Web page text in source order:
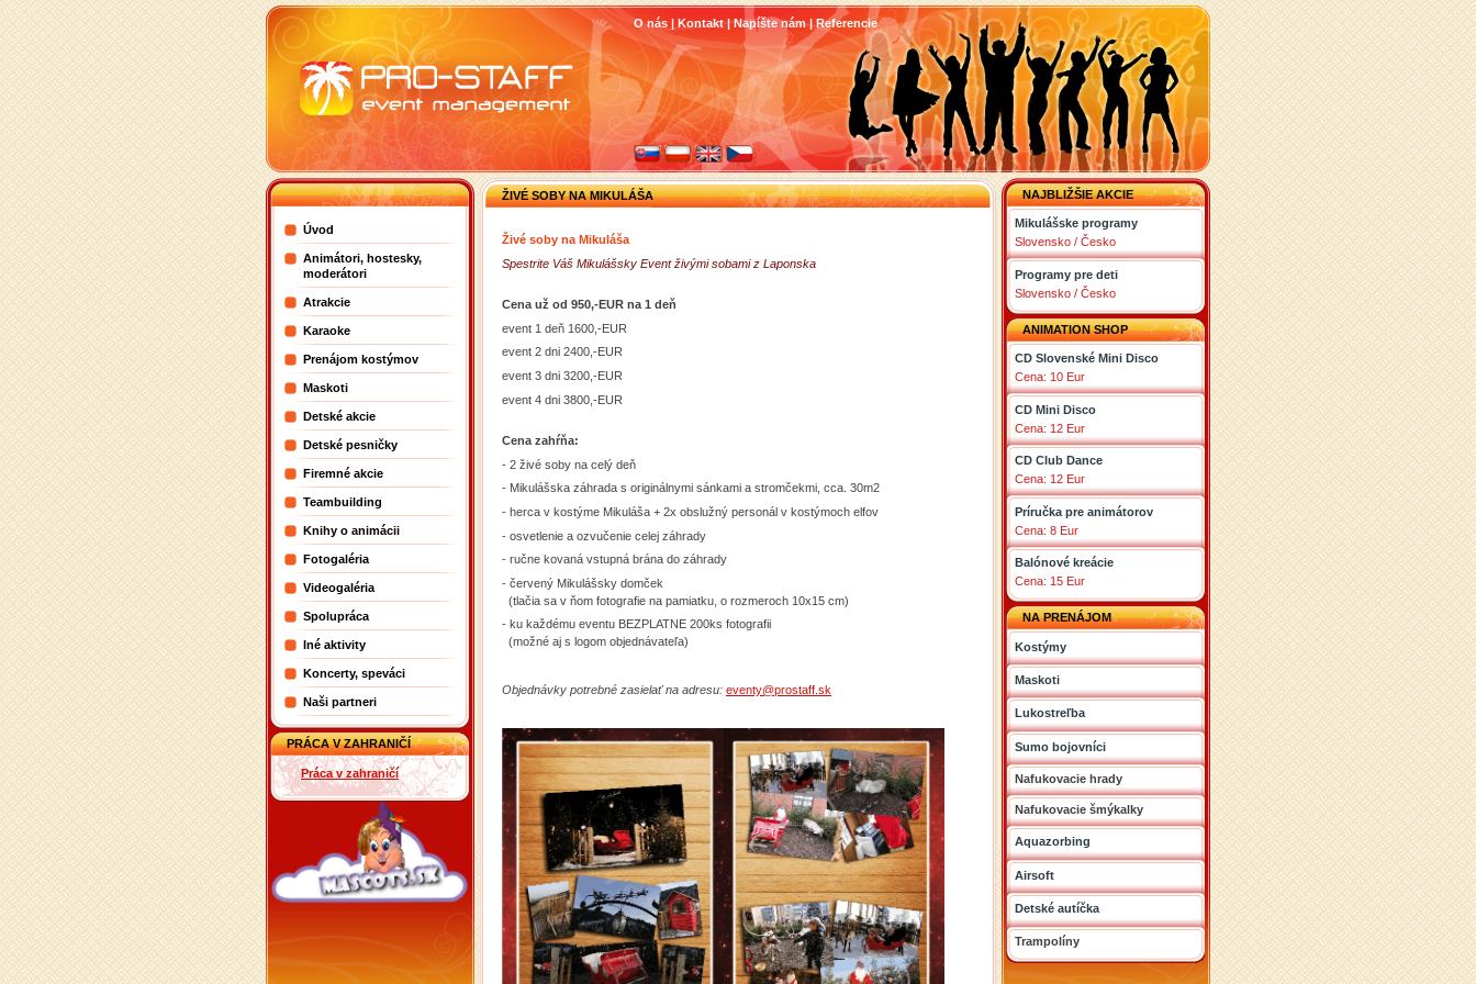
O nás | Kontakt|Napíšte nám|Referencie
ŽIVÉ SOBY NA MIKULÁŠA
Živé soby na Mikuláša
Spestrite Váš Mikulášsky Event živými sobami z Laponska
Cena už od 950,-EUR na 1 deň
event 1 deň 1600,-EUR
event 2 dni 2400,-EUR
event 3 dni 3200,-EUR
event 4 dni 3800,-EUR
Cena zahŕňa:
- 2 živé soby na celý deň
- Mikulášska záhrada s originálnymi sánkami a stromčekmi, cca. 30m2
- herca v kostýme Mikuláša + 2x obslužný personál v kostýmoch elfov
- osvetlenie a ozvučenie celej záhrady
- ručne kovaná vstupná brána do záhrady
- červený Mikulášsky domček
(tlačia sa v ňom fotografie na pamiatku, o rozmeroch 10x15 cm)
- ku každému eventu BEZPLATNE 200ks fotografii
(možné aj s logom objednávateľa)
Objednávky potrebné zasielať na adresu: eventy@prostaff.sk
Úvod
Animátori, hostesky,
moderátori
Atrakcie
Karaoke
Prenájom kostýmov
Maskoti
Detské akcie
Detské pesničky
Firemné akcie
Teambuilding
Knihy o animácii
Fotogaléria
Videogaléria
Spolupráca
Iné aktivity
Koncerty, speváci
Naši partneri
PRÁCA V ZAHRANIČÍ
Práca v zahraničí
NAJBLIŽŠIE AKCIE
Mikulášske programy
Slovensko / Česko
Programy pre deti
Slovensko / Česko
ANIMATION SHOP
CD Slovenské Mini Disco
Cena: 10 Eur
CD Mini Disco
Cena: 12 Eur
CD Club Dance
Cena: 12 Eur
Príručka pre animátorov
Cena: 8 Eur
Balónové kreácie
Cena: 15 Eur
NA PRENÁJOM
Kostýmy
Maskoti
Lukostreľba
Sumo bojovníci
Nafukovacie hrady
Nafukovacie šmýkalky
Aquazorbing
Airsoft
Detské autíčka
Trampolíny